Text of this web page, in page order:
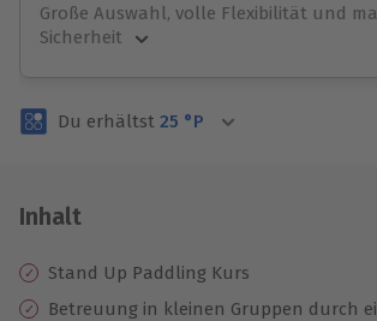
Große Auswahl, volle Flexibilität und
Sicherheit
Volle Flexibilität
3 Jahre gültig & verlängerbar.
Du erhältst 25 °P
Inhalt
Stand Up Paddling Kurs
Betreuung in kleinen Gruppen durch